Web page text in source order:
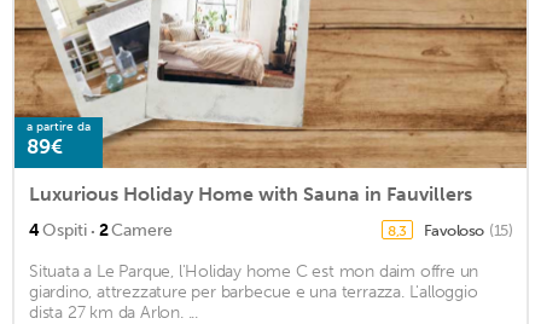
a partire da
89€
Luxurious Holiday Home with Sauna in Fauvillers
4Ospiti · 2Camere 8,3 Favoloso (15)
Situata a Le Parque, l'Holiday home C est mon daim offre un
giardino, attrezzature per barbecue e una terrazza. L'alloggio
dista 27 km da Arlon. ...